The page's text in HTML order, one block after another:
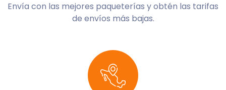
Envía con las mejores paqueterías y obtén las tarifas
de envíos más bajas.